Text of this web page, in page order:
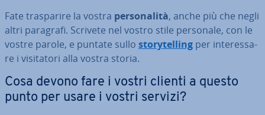
Fate tra­spa­ri­re la vostra per­so­na­li­tà, anche più che negli
altri paragrafi. Scrivete nel vostro stile personale, con le
vostre parole, e puntate sullo sto­ry­tel­ling per in­te­res­sa­
re i vi­si­ta­to­ri alla vostra storia.
Cosa devono fare i vostri clienti a questo
punto per usare i vostri servizi?